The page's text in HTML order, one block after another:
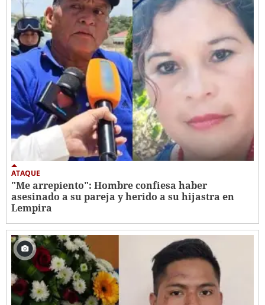
ATAQUE
"Me arrepiento": Hombre confiesa haber
asesinado a su pareja y herido a su hijastra en
Lempira